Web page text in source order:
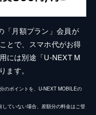
「月額プラン」会員が
とで、スマホ代がお得
には別途「U-NEXT M
ます。
のポイントを、U-NEXT MOBILEの
ていない場合、差額分の料金はご登